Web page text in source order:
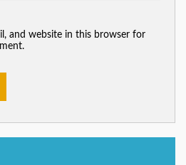
and website in this browser for